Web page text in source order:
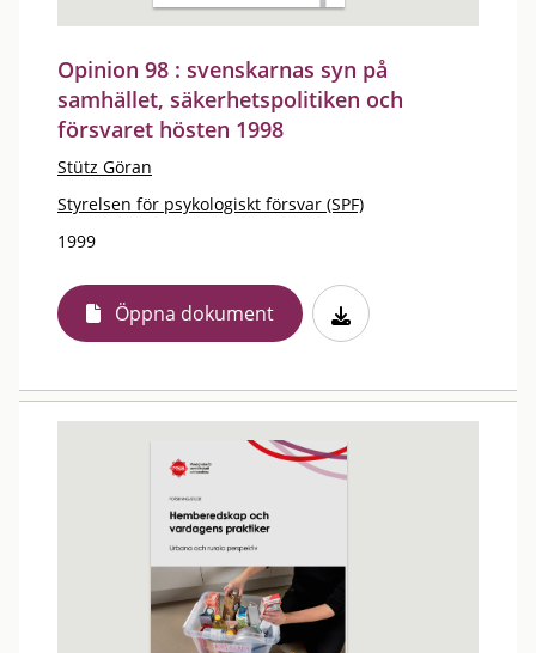
Opinion 98 : svenskarnas syn på
samhället, säkerhetspolitiken och
försvaret hösten 1998
Stütz Göran
Styrelsen för psykologiskt försvar (SPF)
1999
Öppna dokument